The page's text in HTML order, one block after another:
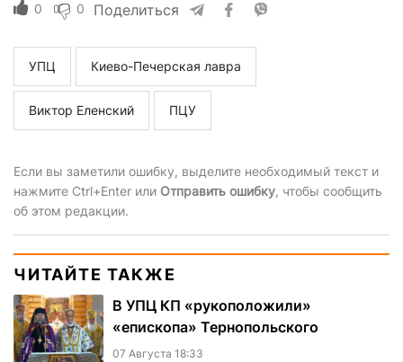
0 0 Поделиться
УПЦ Киево-Печерская лавра
Виктор Еленский ПЦУ
Если вы заметили ошибку, выделите необходимый текст и
нажмите Ctrl+Enter или Отправить ошибку, чтобы сообщить
об этом редакции.
ЧИТАЙТЕ ТАКЖЕ
В УПЦ КП «рукоположили»
«епископа» Тернопольского
07 Августа 18:33